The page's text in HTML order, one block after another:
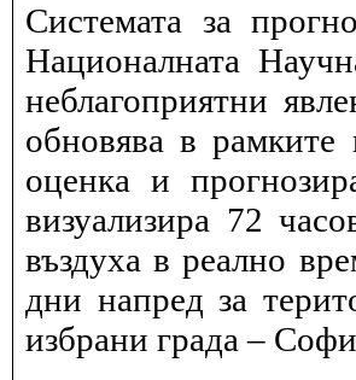
Системата за
Националната
неблагоприятни
обновява в
оценка и
визуализира 72
въздуха в реално
дни напред за
избрани града –